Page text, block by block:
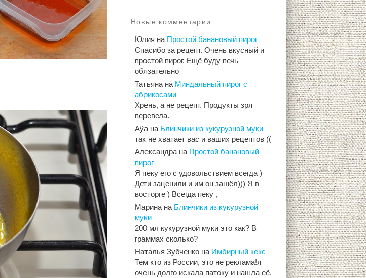
Новые комментарии
Юлия на Простой банановый пирог
Спасибо за рецепт. Очень вкусный и
простой пирог. Ещё буду печь
обязательно
Татьяна на Миндальный пирог с
абрикосами
Хрень, а не рецепт. Продукты зря
перевела.
Aÿa на Блинчики из кукурузной муки
так не хватает вас и ваших рецептов ((
Александра на Простой банановый
пирог
Я пеку его с удовольствием всегда )
Дети заценили и им он зашёл))) Я в
восторге ) Всегда пеку ,
Марина на Блинчики из кукурузной
муки
200 мл кукурузной муки это как? В
граммах сколько?
Наталья Зубченко на Имбирный кекс
Тем кто из России, это не реклама!я
очень долго искала патоку и нашла её.